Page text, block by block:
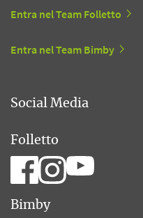
Entra nel Team Folletto
Entra nel Team Bimby
Social Media
Folletto
Bimby